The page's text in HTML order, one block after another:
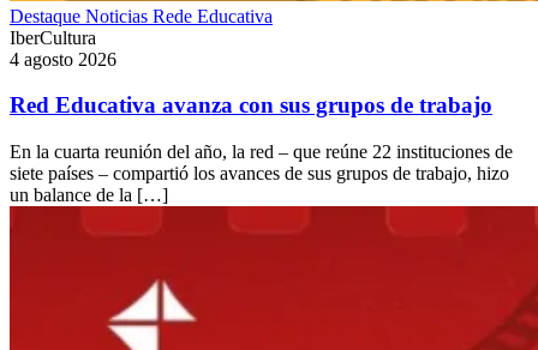
Destaque Noticias Rede Educativa
IberCultura
4 agosto 2026
Red Educativa avanza con sus grupos de trabajo
En la cuarta reunión del año, la red – que reúne 22 instituciones de
siete países – compartió los avances de sus grupos de trabajo, hizo
un balance de la […]